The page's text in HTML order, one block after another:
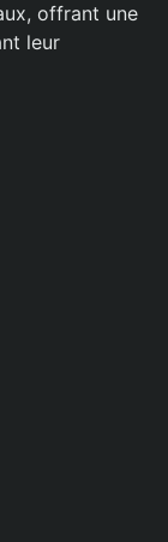
offrant une
leur